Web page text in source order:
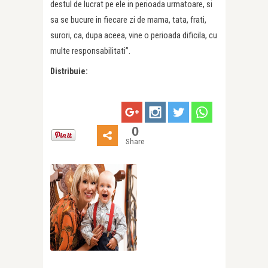
destul de lucrat pe ele in perioada urmatoare, si
sa se bucure in fiecare zi de mama, tata, frati,
surori, ca, dupa aceea, vine o perioada dificila, cu
multe responsabilitati”.
Distribuie:
0
Share